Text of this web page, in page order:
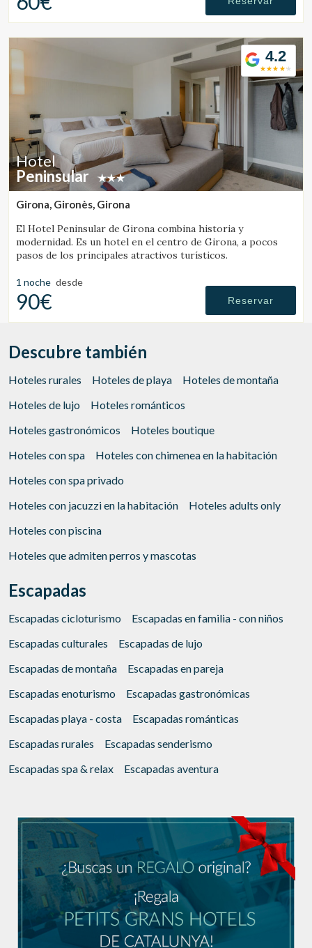
4.2
Hotel
Peninsular
Girona, Gironès, Girona
El Hotel Peninsular de Girona combina historia y
modernidad. Es un hotel en el centro de Girona, a pocos
pasos de los principales atractivos turísticos.
1 noche desde
90€ Reservar
Descubre también
Hoteles rurales Hoteles de playa
Hoteles de montaña
Hoteles de lujo
Hoteles románticos
Hoteles gastronómicos
Hoteles boutique
Hoteles con spa
Hoteles con chimenea en la habitación
Hoteles con spa privado
Hoteles con jacuzzi en la habitación
Hoteles adults only
Hoteles con piscina
Hoteles que admiten perros y mascotas
Escapadas
Escapadas cicloturismo
Escapadas en familia - con niños
Escapadas culturales
Escapadas de lujo
Escapadas de montaña
Escapadas en pareja
Escapadas enoturismo
Escapadas gastronómicas
Escapadas playa - costa
Escapadas románticas
Escapadas rurales
Escapadas senderismo
Escapadas spa & relax
Escapadas aventura